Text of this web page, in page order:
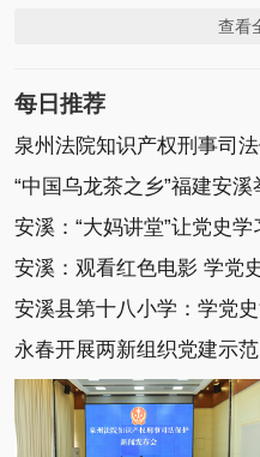
查看
每日推荐
“中国乌龙茶之乡”福建安
安溪：“大妈讲堂”让党史
安溪：观看红色电影 学党
永春开展两新组织党建示